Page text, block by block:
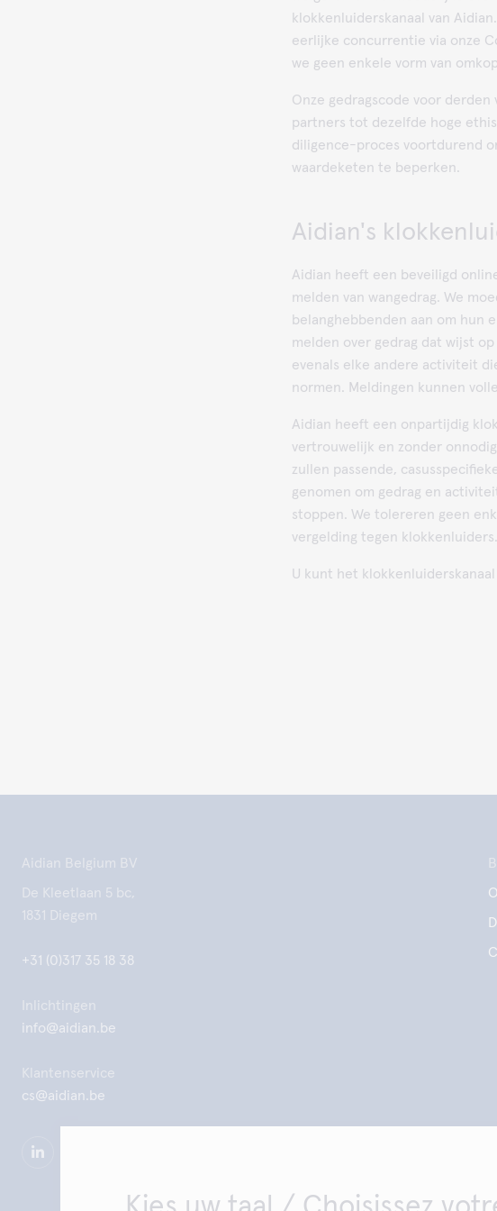
klokkenluiderskanaal van
eerlijke concurrentie via onze
we geen enkele vorm van
Onze gedragscode voor
partners tot dezelfde hoge
diligence-proces voortdurend
waardeketen te beperken.
Aidian's
Aidian heeft een beveiligd
melden van wangedrag. We
belanghebbenden aan om hun
melden over gedrag dat wijst
evenals elke andere activiteit
normen. Meldingen kunnen
Aidian heeft een onpartijdig
vertrouwelijk en zonder
zullen passende,
genomen om gedrag en
stoppen. We tolereren geen
vergelding tegen klokkenluiders.
U kunt het klokkenluiderskanaal
Aidian Belgium BV
De Kleetlaan 5 bc,
1831 Diegem
+31 (0)317 35 18 38
Inlichtingen
info@aidian.be
Klantenservice
cs@aidian.be